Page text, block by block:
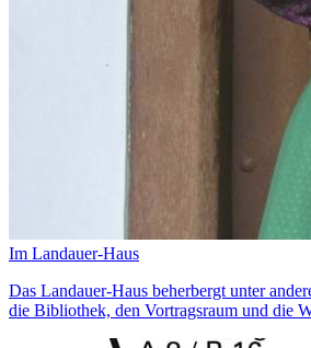
Im Landauer-Haus
Das Landauer-Haus beherbergt unter
die Bibliothek, den Vortragsraum und die